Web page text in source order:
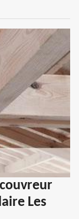
Les